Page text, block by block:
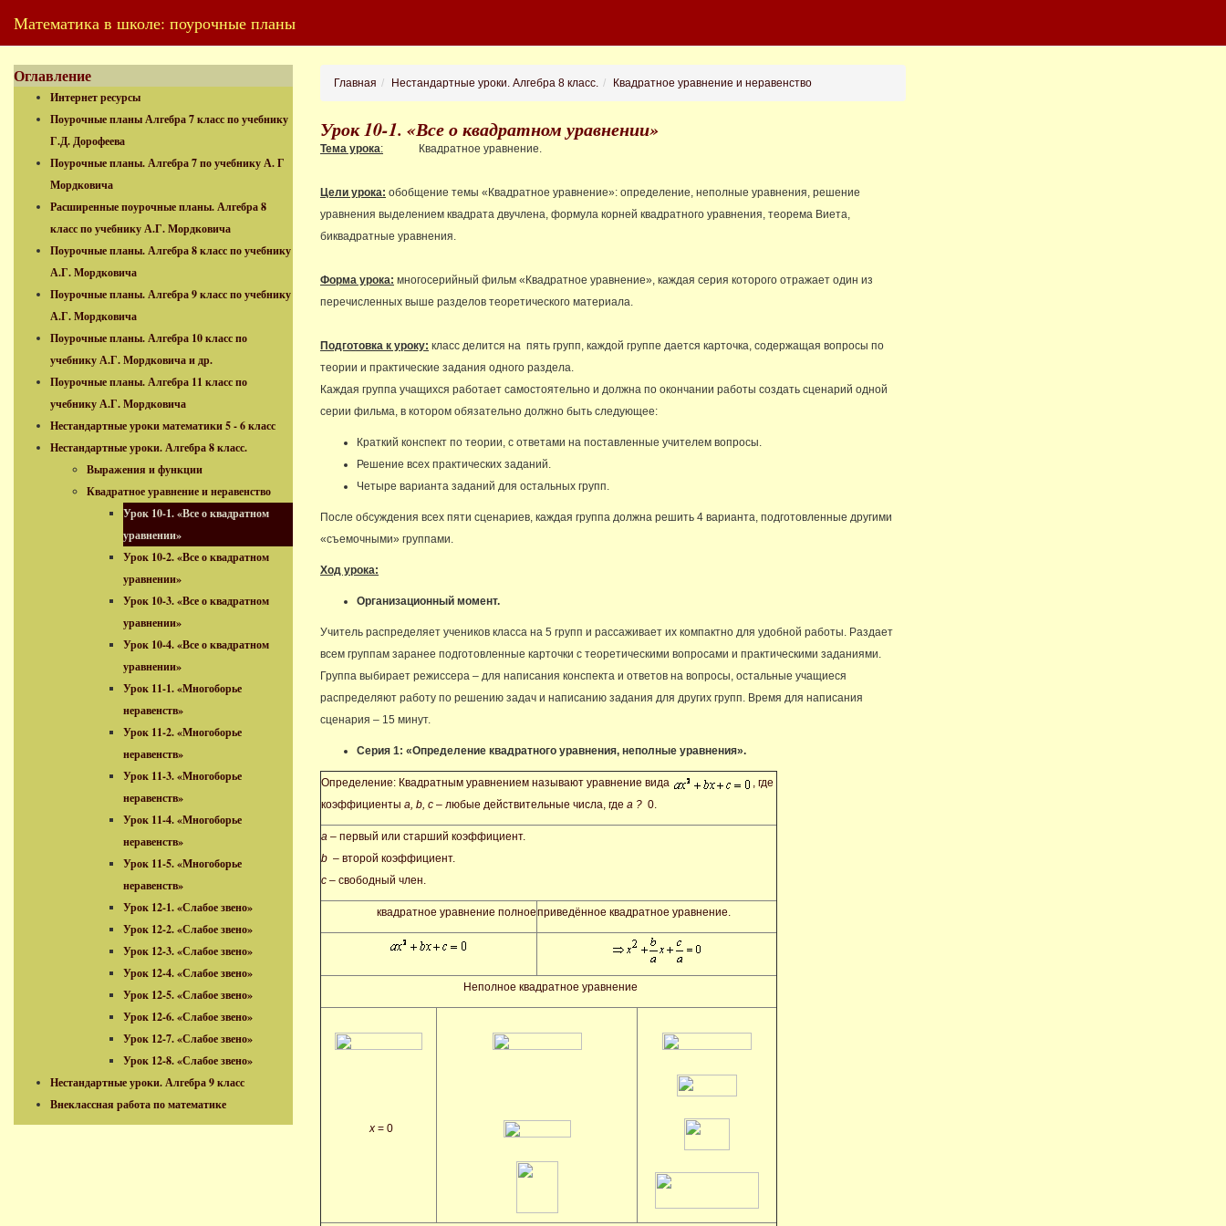
Математика в школе: поурочные планы
Оглавление
Интернет ресурсы
Поурочные планы Алгебра 7 класс по учебнику
Г.Д. Дорофеева
Поурочные планы. Алгебра 7 по учебнику А. Г
Мордковича
Расширенные поурочные планы. Алгебра 8
класс по учебнику А.Г. Мордковича
Поурочные планы. Алгебра 8 класс по учебнику
А.Г. Мордковича
Поурочные планы. Алгебра 9 класс по учебнику
А.Г. Мордковича
Поурочные планы. Алгебра 10 класс по
учебнику А.Г. Мордковича и др.
Поурочные планы. Алгебра 11 класс по
учебнику А.Г. Мордковича
Нестандартные уроки математики 5 - 6 класс
Нестандартные уроки. Алгебра 8 класс.
Выражения и функции
Квадратное уравнение и неравенство
Урок 10-1. «Все о квадратном
уравнении»
Урок 10-2. «Все о квадратном
уравнении»
Урок 10-3. «Все о квадратном
уравнении»
Урок 10-4. «Все о квадратном
уравнении»
Урок 11-1. «Многоборье
неравенств»
Урок 11-2. «Многоборье
неравенств»
Урок 11-3. «Многоборье
неравенств»
Урок 11-4. «Многоборье
неравенств»
Урок 11-5. «Многоборье
неравенств»
Урок 12-1. «Слабое звено»
Урок 12-2. «Слабое звено»
Урок 12-3. «Слабое звено»
Урок 12-4. «Слабое звено»
Урок 12-5. «Слабое звено»
Урок 12-6. «Слабое звено»
Урок 12-7. «Слабое звено»
Урок 12-8. «Слабое звено»
Нестандартные уроки. Алгебра 9 класс
Внеклассная работа по математике
Главная Нестандартные уроки. Алгебра 8 класс. Квадратное уравнение и неравенство
Урок 10-1. «Все о квадратном уравнении»
Тема урока: Квадратное уравнение.
Цели урока: обобщение темы «Квадратное уравнение»: определение, неполные уравнения, решение
уравнения выделением квадрата двучлена, формула корней квадратного уравнения, теорема Виета,
биквадратные уравнения.
Форма урока: многосерийный фильм «Квадратное уравнение», каждая серия которого отражает один из
перечисленных выше разделов теоретического материала.
Подготовка к уроку: класс делится на пять групп, каждой группе дается карточка, содержащая вопросы по
теории и практические задания одного раздела.
Каждая группа учащихся работает самостоятельно и должна по окончании работы создать сценарий одной
серии фильма, в котором обязательно должно быть следующее:
Краткий конспект по теории, с ответами на поставленные учителем вопросы.
Решение всех практических заданий.
Четыре варианта заданий для остальных групп.
После обсуждения всех пяти сценариев, каждая группа должна решить 4 варианта, подготовленные другими
«съемочными» группами.
Ход урока:
Организационный момент.
Учитель распределяет учеников класса на 5 групп и рассаживает их компактно для удобной работы. Раздает
всем группам заранее подготовленные карточки с теоретическими вопросами и практическими заданиями.
Группа выбирает режиссера – для написания конспекта и ответов на вопросы, остальные учащиеся
распределяют работу по решению задач и написанию задания для других групп. Время для написания
сценария – 15 минут.
Серия 1: «Определение квадратного уравнения, неполные уравнения».
Определение: Квадратным уравнением называют уравнение вида
, где
коэффициенты a, b, c – любые действительные числа, где а ? 0.
a – первый или старший коэффициент.
b – второй коэффициент.
c – свободный член.
квадратное уравнение полноеприведённое квадратное уравнение.
Неполное квадратное уравнение
х = 0